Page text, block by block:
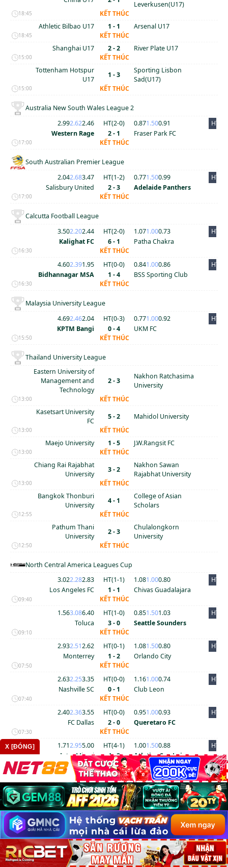
Leverkusen(U17)
18:45
KẾT THÚC
Athletic Bilbao U17
1 - 1 Arsenal U17
18:45
KẾT THÚC
Shanghai U17
2 - 2 River Plate U17
15:00
KẾT THÚC
Tottenham Hotspur
U17
1 - 3
Sporting Lisbon
Sad(U17)
15:00 KẾT THÚC
Australia New South Wales League 2
2.992.622.46 HT(2-0) 0.871.500.91
HT
Western Rage
2 - 1 Fraser Park FC
17:00 KẾT THÚC
South Australian Premier League
2.042.683.47 HT(1-2) 0.771.500.99
HT
Salisbury United
2 - 3 Adelaide Panthers
17:00 KẾT THÚC
Calcutta Football League
3.502.202.44 HT(2-0) 1.071.000.73
HT
Kalighat FC
6 - 1 Patha Chakra
16:30
KẾT THÚC
4.602.391.95 HT(0-0) 0.841.000.86
HT
Bidhannagar MSA
1 - 4 BSS Sporting Club
16:30 KẾT THÚC
Malaysia University League
4.692.462.04 HT(0-3) 0.771.000.92
HT
KPTM Bangi
0 - 4 UKM FC
15:50 KẾT THÚC
Thailand University League
Eastern University of
Management and
Technology
2 - 3
Nakhon Ratchasima
University
13:00
KẾT THÚC
Kasetsart University
FC
5 - 2 Mahidol University
13:00
KẾT THÚC
Maejo University
1 - 5 J.W.Rangsit FC
13:00
KẾT THÚC
Chiang Rai Rajabhat
University
3 - 2
Nakhon Sawan
Rajabhat University
13:00
KẾT THÚC
Bangkok Thonburi
University
4 - 1
College of Asian
Scholars
12:55
KẾT THÚC
Pathum Thani
University
2 - 3
Chulalongkorn
University
12:50 KẾT THÚC
North Central America Leagues Cup
3.022.282.83 HT(1-1) 1.081.000.80
HT
Los Angeles FC
1 - 1 Chivas Guadalajara
09:40
KẾT THÚC
1.563.086.40 HT(1-0) 0.851.501.03
HT
Toluca
3 - 0 Seattle Sounders
09:10
KẾT THÚC
2.932.512.62 HT(0-1) 1.081.500.80
HT
Monterrey
1 - 2 Orlando City
07:50
KẾT THÚC
2.632.253.35 HT(0-0) 1.161.000.74
HT
Nashville SC
0 - 1 Club Leon
07:40
KẾT THÚC
2.402.363.55 HT(0-0) 0.951.000.93
HT
FC Dallas
2 - 0 Queretaro FC
07:30
KẾT THÚC
1.712.955.00 HT(4-1) 1.001.500.88
HT
Inter Miami
4 - 2 Atletico San Luis
06:40 KẾT THÚC
USL Championship Mỹ
2.732.213.35 HT(0-0) 0.671.001.14
HT
Las Vegas Lights
0 - 0 Oakland Roots
09:30
KẾT THÚC
2.01 2.404.20 HT(1-0) 0.90 1.000.90
HT
El Paso Locomotive
FC
1 - 0 Monterey Bay FC
08:00 KẾT THÚC
X [ĐÓNG]